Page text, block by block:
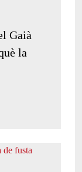
Gaià
la